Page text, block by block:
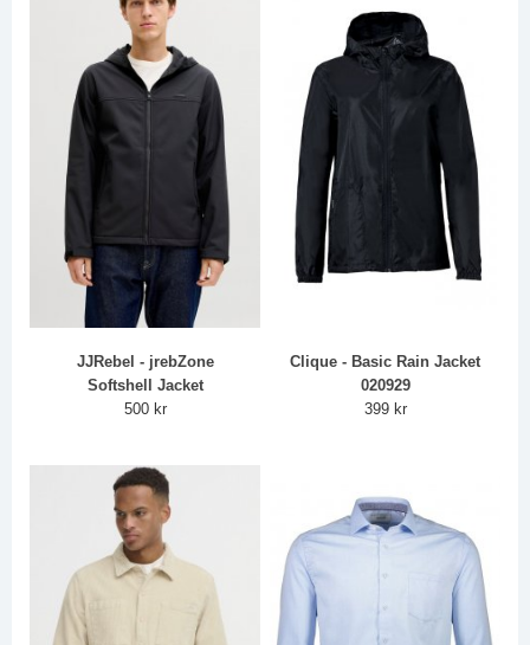
JJRebel - jrebZone
Softshell Jacket
500 kr
Clique - Basic Rain Jacket
020929
399 kr